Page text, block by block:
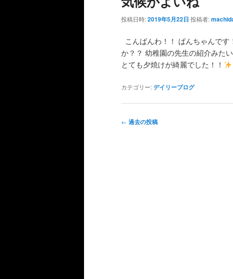
投稿日時:2019年5月22日 投稿者:
こんばんわ！！ ばんちゃんで
か？？ 幼稚園の先生の紹介みた
とても夕焼けが綺麗でした！！
カテゴリー:デイリーブログ
投
← 過去の投稿